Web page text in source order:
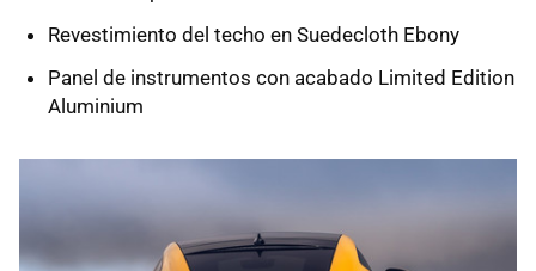
Revestimiento del techo en Suedecloth Ebony
Panel de instrumentos con acabado Limited Edition
Aluminium